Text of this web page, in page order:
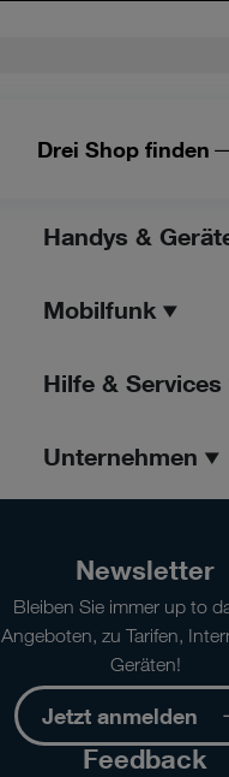
Drei Shop finden
Handys &
Mobilfunk
Hilfe & Services
Unternehmen
Newsletter
Bleiben Sie immer up to
Angeboten, zu Tarifen,
Geräten!
Jetzt anmelden
Feedback